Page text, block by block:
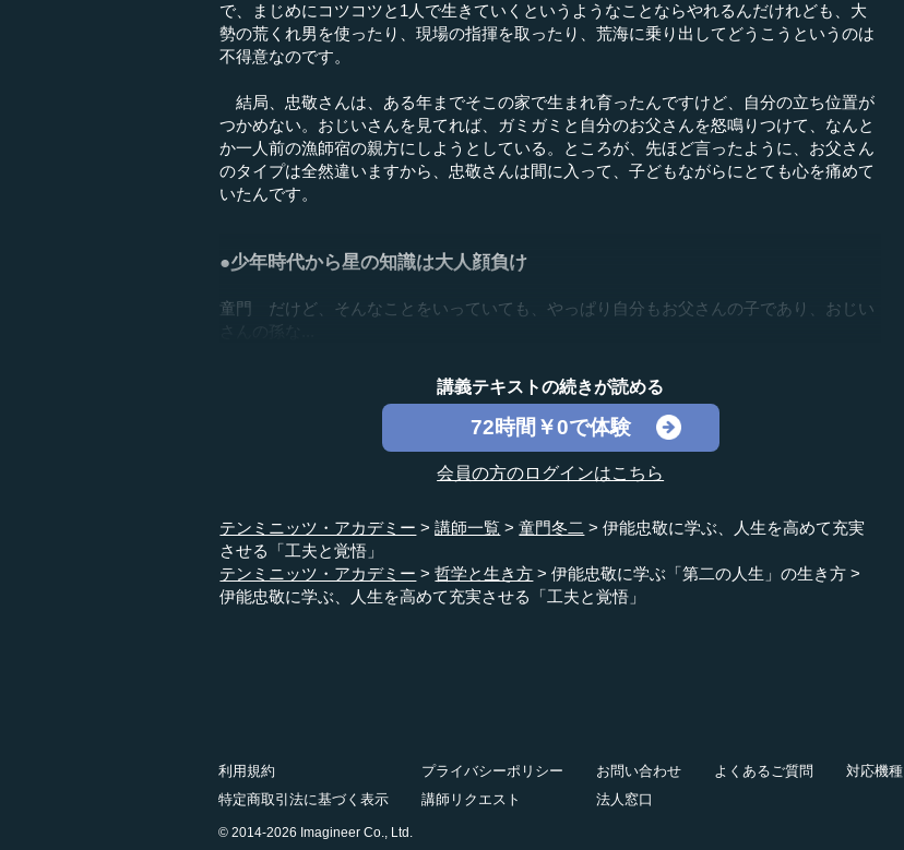
で、まじめにコツコツと1人で生きていくというようなことならやれるんだけれども、大
勢の荒くれ男を使ったり、現場の指揮を取ったり、荒海に乗り出してどうこうというのは
不得意なのです。
結局、忠敬さんは、ある年までそこの家で生まれ育ったんですけど、自分の立ち位置が
つかめない。おじいさんを見てれば、ガミガミと自分のお父さんを怒鳴りつけて、なんと
か一人前の漁師宿の親方にしようとしている。ところが、先ほど言ったように、お父さん
のタイプは全然違いますから、忠敬さんは間に入って、子どもながらにとても心を痛めて
いたんです。
●少年時代から星の知識は大人顔負け
童門 だけど、そんなことをいっていても、やっぱり自分もお父さんの子であり、おじい
さんの孫な...
講義テキストの続きが読める
72時間￥0で体験
会員の方のログインはこちら
テンミニッツ・アカデミー 講師一覧 童門冬二
伊能忠敬に学ぶ、人生を高めて充実
させる「工夫と覚悟」
テンミニッツ・アカデミー
哲学と生き方
伊能忠敬に学ぶ「第二の人生」の生き方
伊能忠敬に学ぶ、人生を高めて充実させる「工夫と覚悟」
利用規約 プライバシーポリシー お問い合わせ よくあるご質問
対応機種
特定商取引法に基づく表示
講師リクエスト 法人窓口
© 2014-2026 Imagineer Co., Ltd.